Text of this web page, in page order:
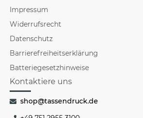
Impressum
Widerrufsrecht
Datenschutz
Barrierefreiheitserklärung
Batteriegesetzhinweise
Kontaktiere uns
shop@tassendruck.de